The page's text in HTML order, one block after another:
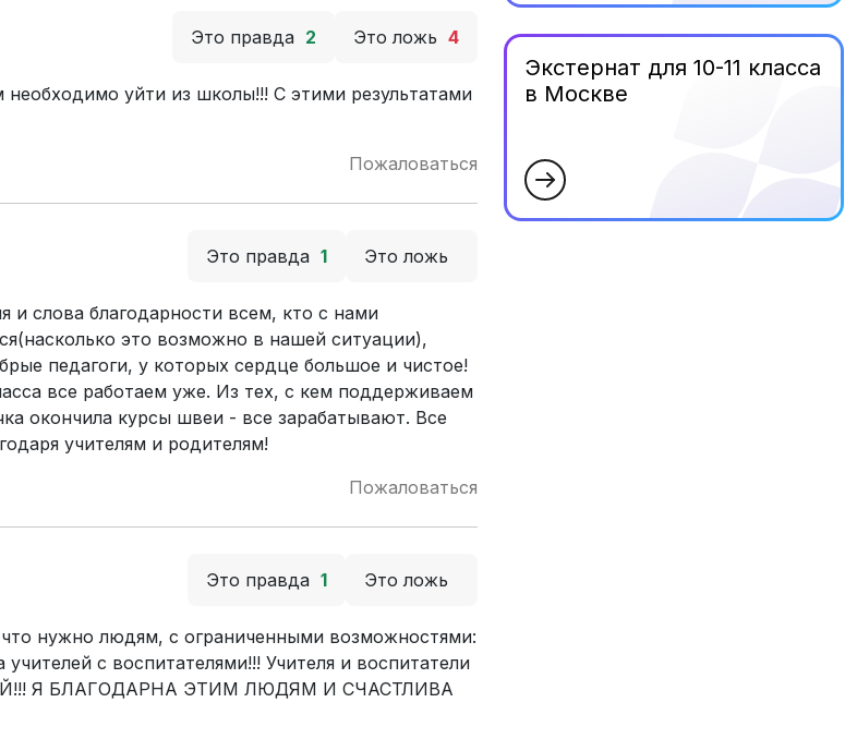
Это правда 2 Это ложь 4
уйти из школы!!! С этими результатами
Пожаловаться
Это правда 1 Это ложь
и слова благодарности всем, кто с нами
это возможно в нашей ситуации),
педагоги, у которых сердце большое и чистое!
все работаем уже. Из тех, с кем поддерживаем
окончила курсы швеи - все зарабатывают. Все
учителям и родителям!
Пожаловаться
Это правда 1 Это ложь
нужно людям, с ограниченными возможностями:
с воспитателями!!! Учителя и воспитатели
Я БЛАГОДАРНА ЭТИМ ЛЮДЯМ И СЧАСТЛИВА
Экстернат для 10-11 класса
в Москве